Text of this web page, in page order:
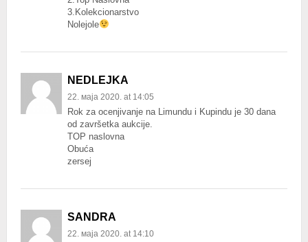
3.Kolekcionarstvo
Nolejole
NEDLEJKA
22. маја 2020. at 14:05
Rok za ocenjivanje na Limundu i Kupindu je 30 dana
od završetka aukcije.
TOP naslovna
Obuća
zersej
SANDRA
22. маја 2020. at 14:10